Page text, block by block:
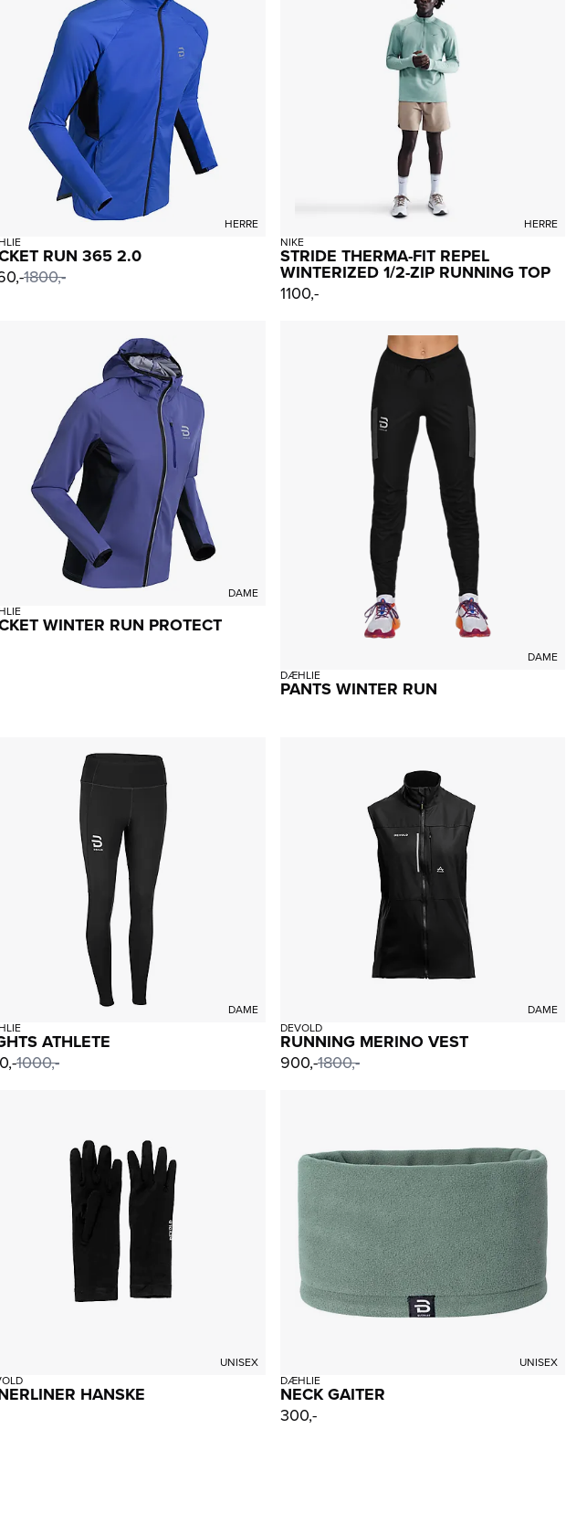
HERRE
RUN 365 2.0
1800,-
HERRE
NIKE
STRIDE THERMA-FIT REPEL
WINTERIZED 1/2-ZIP RUNNING TOP
1100,-
DAME
WINTER RUN PROTECT
DAME
DÆHLIE
PANTS WINTER RUN
DAME
ATHLETE
1000,-
DAME
DEVOLD
RUNNING MERINO VEST
900,-1800,-
UNISEX
HANSKE
UNISEX
DÆHLIE
NECK GAITER
300,-